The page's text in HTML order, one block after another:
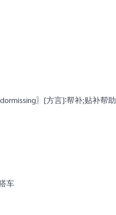
〗[方言]∶帮补;贴补帮助
车